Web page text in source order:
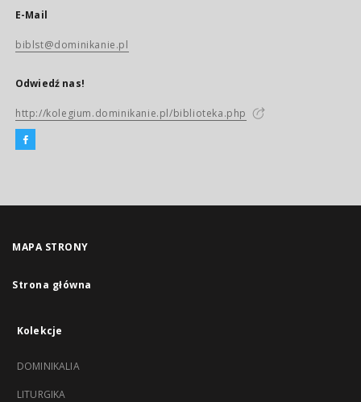
E-Mail
biblst@dominikanie.pl
Odwiedź nas!
http://kolegium.dominikanie.pl/biblioteka.php
MAPA STRONY
Strona główna
Kolekcje
DOMINIKALIA
LITURGIKA